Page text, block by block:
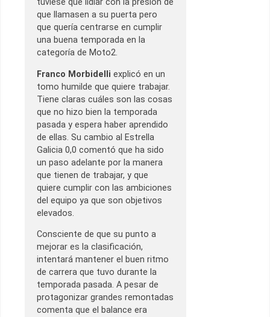
tuviese que lidiar con la presión de
que llamasen a su puerta pero
que quería centrarse en cumplir
una buena temporada en la
categoría de Moto2.
Franco Morbidelli explicó en un
tomo humilde que quiere trabajar.
Tiene claras cuáles son las cosas
que no hizo bien la temporada
pasada y espera haber aprendido
de ellas. Su cambio al Estrella
Galicia 0,0 comentó que ha sido
un paso adelante por la manera
que tienen de trabajar, y que
quiere cumplir con las ambiciones
del equipo ya que son objetivos
elevados.
Consciente de que su punto a
mejorar es la clasificación,
intentará mantener el buen ritmo
de carrera que tuvo durante la
temporada pasada. A pesar de
protagonizar grandes remontadas
comenta que el balance era